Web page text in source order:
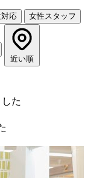
応 女性スタッフ
近い順
た